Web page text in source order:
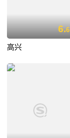
6.6
高兴